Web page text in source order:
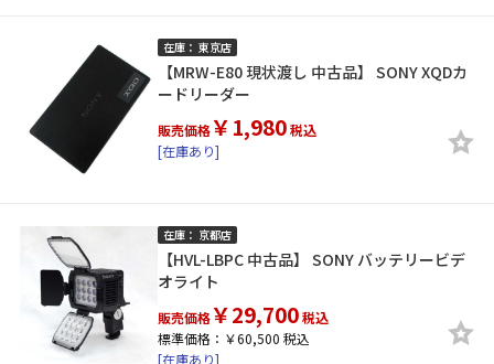
在庫： 東京店
【MRW-E80 現状渡し 中古品】 SONY XQDカ
ードリーダー
販売価格￥1,980税込
[在庫あり]
在庫： 京都店
【HVL-LBPC 中古品】 SONY バッテリービデ
オライト
販売価格￥29,700税込
標準価格：￥60,500 税込
[在庫あり]